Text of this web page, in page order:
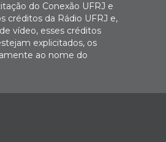
do Conexão UFRJ e
créditos da Rádio UFRJ e,
vídeo, esses créditos
explicitados, os
ao nome do